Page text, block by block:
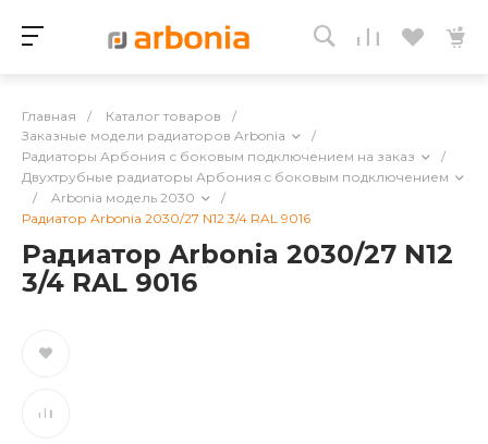
Главная / Каталог товаров
/
Заказные модели радиаторов Arbonia
/
Радиаторы Арбония с боковым подключением на заказ
/
Двухтрубные радиаторы Арбония c боковым подключением
/
Arbonia модель 2030
/
Радиатор Arbonia 2030/27 N12 3/4 RAL 9016
Радиатор Arbonia 2030/27 N12
3/4 RAL 9016